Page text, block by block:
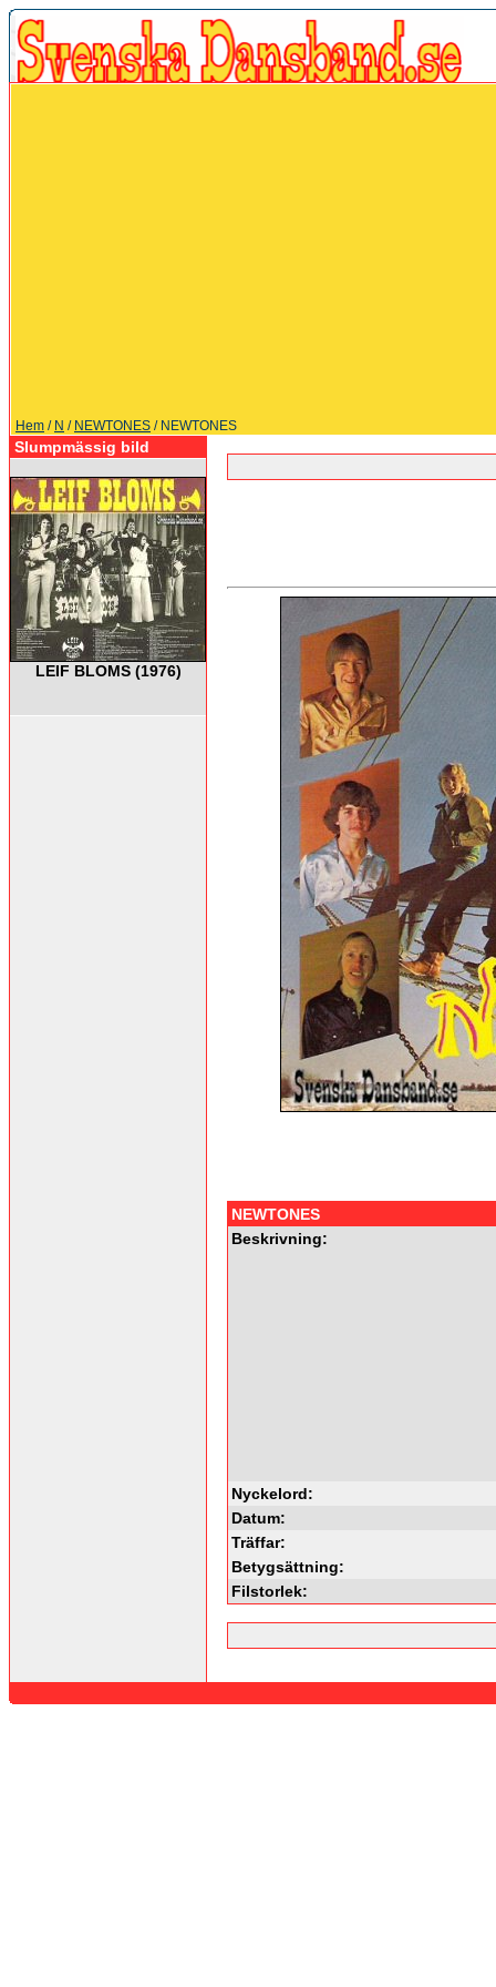
Hem / N / NEWTONES / NEWTONES
Slumpmässig bild
LEIF BLOMS (1976)
NEWTONES
Beskrivning:
Nyckelord:
Datum:
Träffar:
Betygsättning:
Filstorlek: